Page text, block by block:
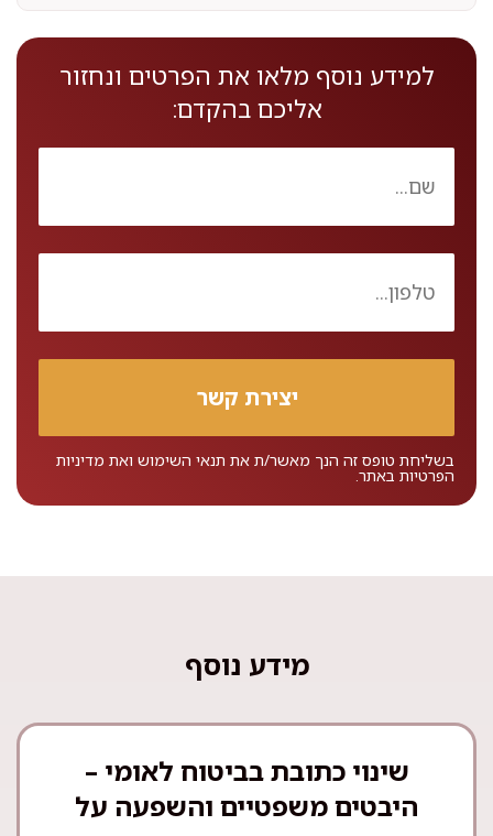
למידע נוסף מלאו את הפרטים ונחזור
אליכם בהקדם:
בשליחת טופס זה הנך מאשר/ת את תנאי השימוש ואת מדיניות
הפרטיות באתר.
מידע נוסף
שינוי כתובת בביטוח לאומי –
היבטים משפטיים והשפעה על